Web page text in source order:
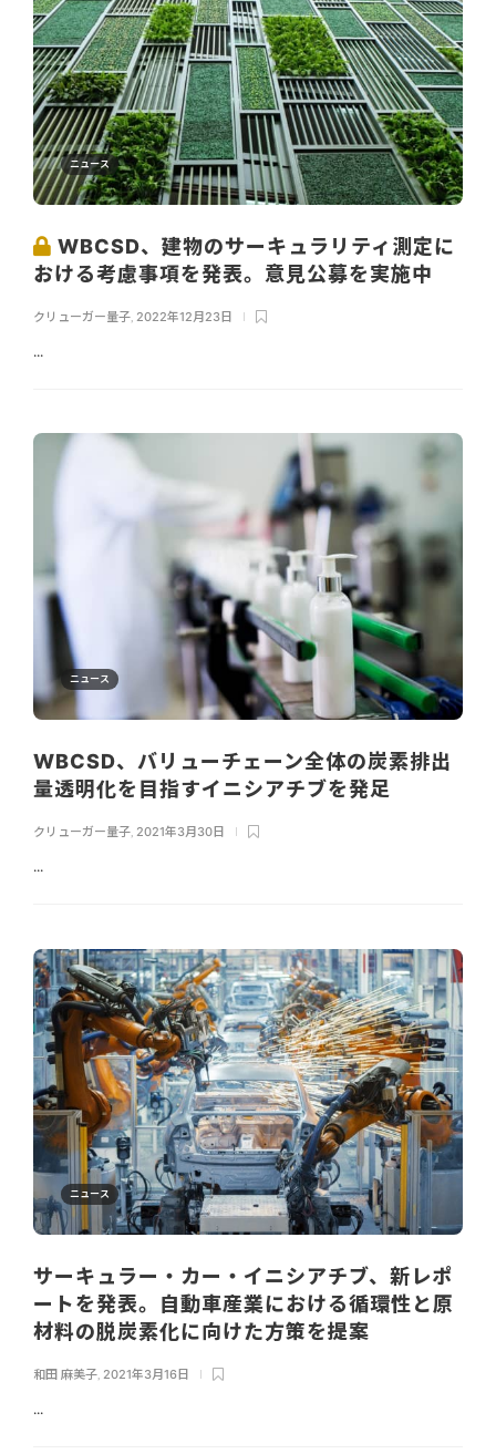
ニュース
WBCSD、建物のサーキュラリティ測定に
おける考慮事項を発表。意見公募を実施中
クリューガー量子 2022年12月23日
...
ニュース
WBCSD、バリューチェーン全体の炭素排出
量透明化を目指すイニシアチブを発足
クリューガー量子 2021年3月30日
...
ニュース
サーキュラー・カー・イニシアチブ、新レポ
ートを発表。自動車産業における循環性と原
材料の脱炭素化に向けた方策を提案
和田 麻美子, 2021年3月16日
...